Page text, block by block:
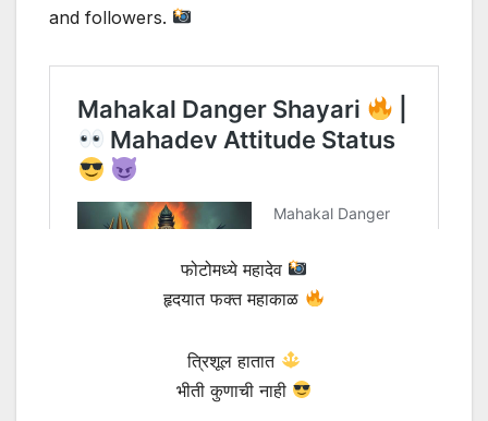
and followers.
फोटोमध्ये महादेव
हृदयात फक्त महाकाळ
त्रिशूल हातात
भीती कुणाची नाही